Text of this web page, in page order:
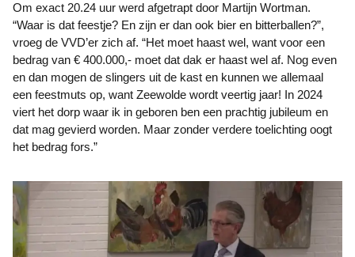
Om exact 20.24 uur werd afgetrapt door Martijn Wortman.
“Waar is dat feestje? En zijn er dan ook bier en bitterballen?”,
vroeg de VVD’er zich af. “Het moet haast wel, want voor een
bedrag van € 400.000,- moet dat dak er haast wel af. Nog even
en dan mogen de slingers uit de kast en kunnen we allemaal
een feestmuts op, want Zeewolde wordt veertig jaar! In 2024
viert het dorp waar ik in geboren ben een prachtig jubileum en
dat mag gevierd worden. Maar zonder verdere toelichting oogt
het bedrag fors.”